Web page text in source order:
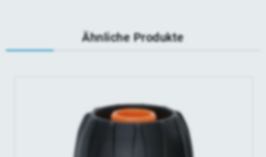
Ähnliche Produkte